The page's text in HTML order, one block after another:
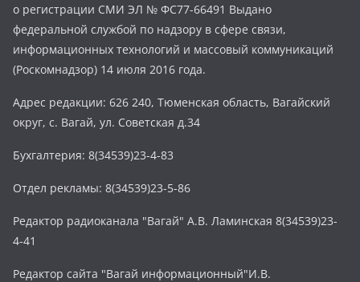
о регистрации СМИ ЭЛ № ФС77-66491 Выдано
федеральной службой по надзору в сфере связи,
информационных технологий и массовый коммуникаций
(Роскомнадзор) 14 июля 2016 года.
Адрес редакции: 626 240, Тюменская область, Вагайский
округ, с. Вагай, ул. Советская д.34
Бухгалтерия: 8(34539)23-4-83
Отдел рекламы: 8(34539)23-5-86
Редактор радиоканала "Вагай" А.В. Ламинская 8(34539)23-
4-41
Редактор сайта "Вагай информационный"И.В.